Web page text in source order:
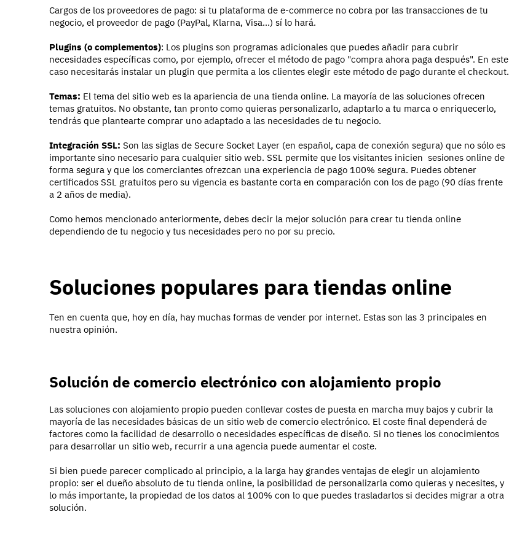
Cargos de los proveedores de pago: si tu plataforma de e-commerce no cobra por las transacciones de tu
negocio, el proveedor de pago (PayPal, Klarna, Visa...) sí lo hará.
Plugins (o complementos): Los plugins son programas adicionales que puedes añadir para cubrir
necesidades específicas como, por ejemplo, ofrecer el método de pago "compra ahora paga después". En este
caso necesitarás instalar un plugin que permita a los clientes elegir este método de pago durante el checkout.
Temas: El tema del sitio web es la apariencia de una tienda online. La mayoría de las soluciones ofrecen
temas gratuitos. No obstante, tan pronto como quieras personalizarlo, adaptarlo a tu marca o enriquecerlo,
tendrás que plantearte comprar uno adaptado a las necesidades de tu negocio.
Integración SSL: Son las siglas de Secure Socket Layer (en español, capa de conexión segura) que no sólo es
importante sino necesario para cualquier sitio web. SSL permite que los visitantes inicien sesiones online de
forma segura y que los comerciantes ofrezcan una experiencia de pago 100% segura. Puedes obtener
certificados SSL gratuitos pero su vigencia es bastante corta en comparación con los de pago (90 días frente
a 2 años de media).
Como hemos mencionado anteriormente, debes decir la mejor solución para crear tu tienda online
dependiendo de tu negocio y tus necesidades pero no por su precio.
Soluciones populares para tiendas online
Ten en cuenta que, hoy en día, hay muchas formas de vender por internet. Estas son las 3 principales en
nuestra opinión.
Solución de comercio electrónico con alojamiento propio
Las soluciones con alojamiento propio pueden conllevar costes de puesta en marcha muy bajos y cubrir la
mayoría de las necesidades básicas de un sitio web de comercio electrónico. El coste final dependerá de
factores como la facilidad de desarrollo o necesidades específicas de diseño. Si no tienes los conocimientos
para desarrollar un sitio web, recurrir a una agencia puede aumentar el coste.
Si bien puede parecer complicado al principio, a la larga hay grandes ventajas de elegir un alojamiento
propio: ser el dueño absoluto de tu tienda online, la posibilidad de personalizarla como quieras y necesites, y
lo más importante, la propiedad de los datos al 100% con lo que puedes trasladarlos si decides migrar a otra
solución.